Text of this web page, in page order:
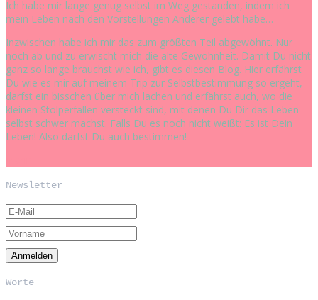
Ich habe mir lange genug selbst im Weg gestanden, indem ich
mein Leben nach den Vorstellungen Anderer gelebt habe…
Inzwischen habe ich mir das zum größten Teil abgewöhnt. Nur
noch ab und zu erwischt mich die alte Gewohnheit. Damit Du nicht
ganz so lange brauchst wie ich, gibt es diesen Blog. Hier erfährst
Du wie es mir auf meinem Trip zur Selbstbestimmung so ergeht,
darfst ein bisschen über mich lachen und erfährst auch, wo die
kleinen Stolperfallen versteckt sind, mit denen Du Dir das Leben
selbst schwer machst. Falls Du es noch nicht weißt: Es ist Dein
Leben! Also darfst Du auch bestimmen!
Newsletter
Worte